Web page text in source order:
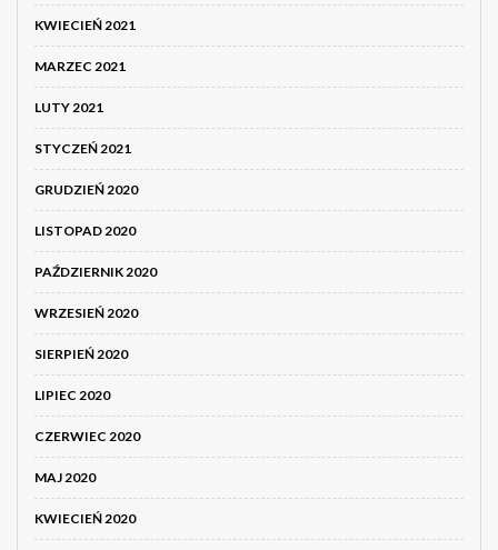
KWIECIEŃ 2021
MARZEC 2021
LUTY 2021
STYCZEŃ 2021
GRUDZIEŃ 2020
LISTOPAD 2020
PAŹDZIERNIK 2020
WRZESIEŃ 2020
SIERPIEŃ 2020
LIPIEC 2020
CZERWIEC 2020
MAJ 2020
KWIECIEŃ 2020